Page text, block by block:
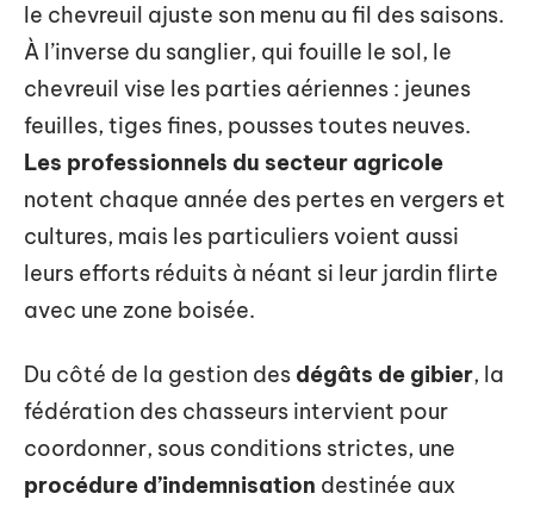
le chevreuil ajuste son menu au fil des saisons.
À l’inverse du sanglier, qui fouille le sol, le
chevreuil vise les parties aériennes : jeunes
feuilles, tiges fines, pousses toutes neuves.
Les professionnels du secteur agricole
notent chaque année des pertes en vergers et
cultures, mais les particuliers voient aussi
leurs efforts réduits à néant si leur jardin flirte
avec une zone boisée.
Du côté de la gestion des dégâts de gibier, la
fédération des chasseurs intervient pour
coordonner, sous conditions strictes, une
procédure d’indemnisation destinée aux